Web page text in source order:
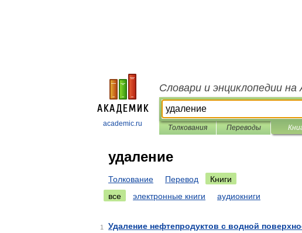
academic.ru
Словари и энциклопедии на
Толкования Переводы
удаление
Толкование Перевод
Книги
все
электронные книги аудиокниги
1 Удаление нефтепродуктов с водной